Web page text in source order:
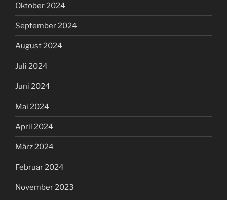
Oktober 2024
September 2024
August 2024
Juli 2024
Juni 2024
Mai 2024
April 2024
März 2024
Februar 2024
November 2023